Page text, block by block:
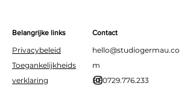
Belangrijke links
Privacybeleid
Toegankelijkheids
verklaring
Contact
hello@studiogermau.co
m
BE0729.776.233